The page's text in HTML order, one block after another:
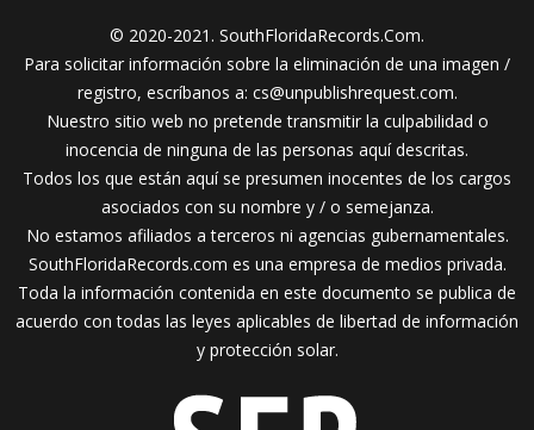
© 2020-2021. SouthFloridaRecords.Com.
Para solicitar información sobre la eliminación de una imagen /
registro, escríbanos a: cs@unpublishrequest.com.
Nuestro sitio web no pretende transmitir la culpabilidad o
inocencia de ninguna de las personas aquí descritas.
Todos los que están aquí se presumen inocentes de los cargos
asociados con su nombre y / o semejanza.
No estamos afiliados a terceros ni agencias gubernamentales.
SouthFloridaRecords.com es una empresa de medios privada.
Toda la información contenida en este documento se publica de
acuerdo con todas las leyes aplicables de libertad de información
y protección solar.